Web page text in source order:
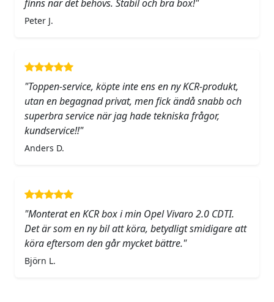
finns när det behövs. Stabil och bra box!"
Peter J.
"Toppen-service, köpte inte ens en ny KCR-produkt,
utan en begagnad privat, men fick ändå snabb och
superbra service när jag hade tekniska frågor,
kundservice!!"
Anders D.
"Monterat en KCR box i min Opel Vivaro 2.0 CDTI.
Det är som en ny bil att köra, betydligt smidigare att
köra eftersom den går mycket bättre."
Björn L.